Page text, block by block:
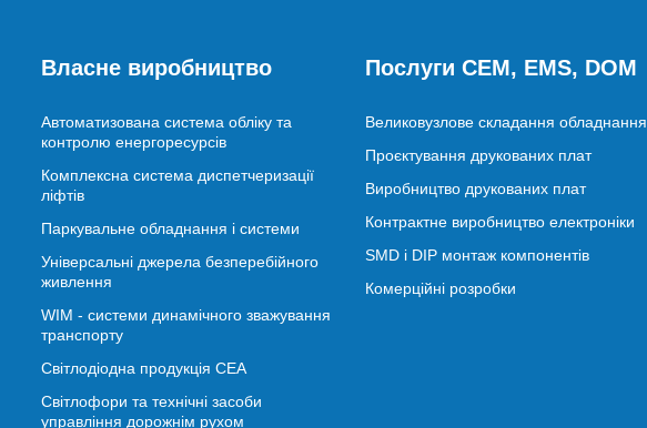
Власне виробництво
Автоматизована система обліку та
контролю енергоресурсів
Комплексна система диспетчеризації
ліфтів
Паркувальне обладнання і системи
Універсальні джерела безперебійного
живлення
WIM - системи динамічного зважування
транспорту
Світлодіодна продукція СЕА
Світлофори та технічні засоби
управління дорожнім рухом
Послуги CEM, EMS, DOM
Великовузлове складання обладнання
Проєктування друкованих плат
Виробництво друкованих плат
Контрактне виробництво електроніки
SMD і DIP монтаж компонентів
Комерційні розробки